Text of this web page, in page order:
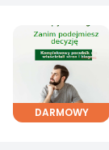
DARMOWY